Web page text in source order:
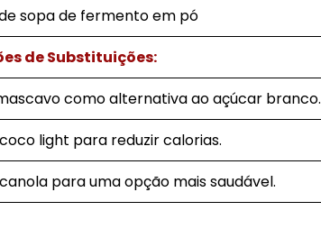
sopa de fermento em pó
de Substituições:
como alternativa ao açúcar branco.
light para reduzir calorias.
para uma opção mais saudável.